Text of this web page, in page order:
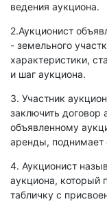
ведения аукциона.
2.Аукционист
- земельного
характеристики,
и шаг аукциона.
3. Участник
заключить договор
объявленному
аренды, поднимает
4. Аукционист
аукциона, который
табличку с